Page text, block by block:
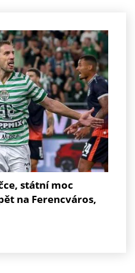
státní moc
na Ferencváros,